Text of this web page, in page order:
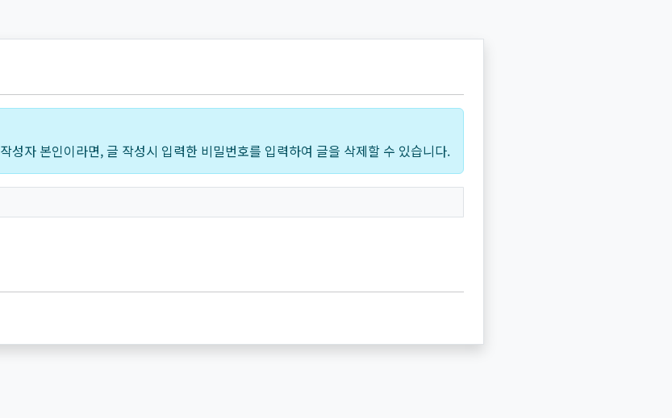
작성자 본인이라면, 글 작성시 입력한 비밀번호를 입력하여 글을 삭제할 수 있습니다.